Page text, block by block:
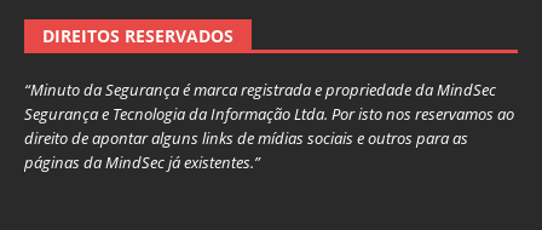
DIREITOS RESERVADOS
“Minuto da Segurança é marca registrada e propriedade da MindSec
Segurança e Tecnologia da Informação Ltda. Por isto nos reservamos ao
direito de apontar alguns links de mídias sociais e outros para as
páginas da MindSec já existentes.”